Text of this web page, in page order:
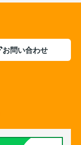
お問い合わせ